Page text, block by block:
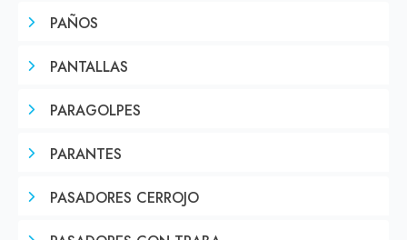
PAÑOS
PANTALLAS
PARAGOLPES
PARANTES
PASADORES CERROJO